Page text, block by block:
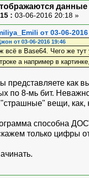
{
: 03-06-2016 20:18 »
от 03-06-
от 03-06-2016 19:46
всё в Base64. Чего же
а например в
представляете как
по 8-мь бит.
вещи, как,
способна
только цифры